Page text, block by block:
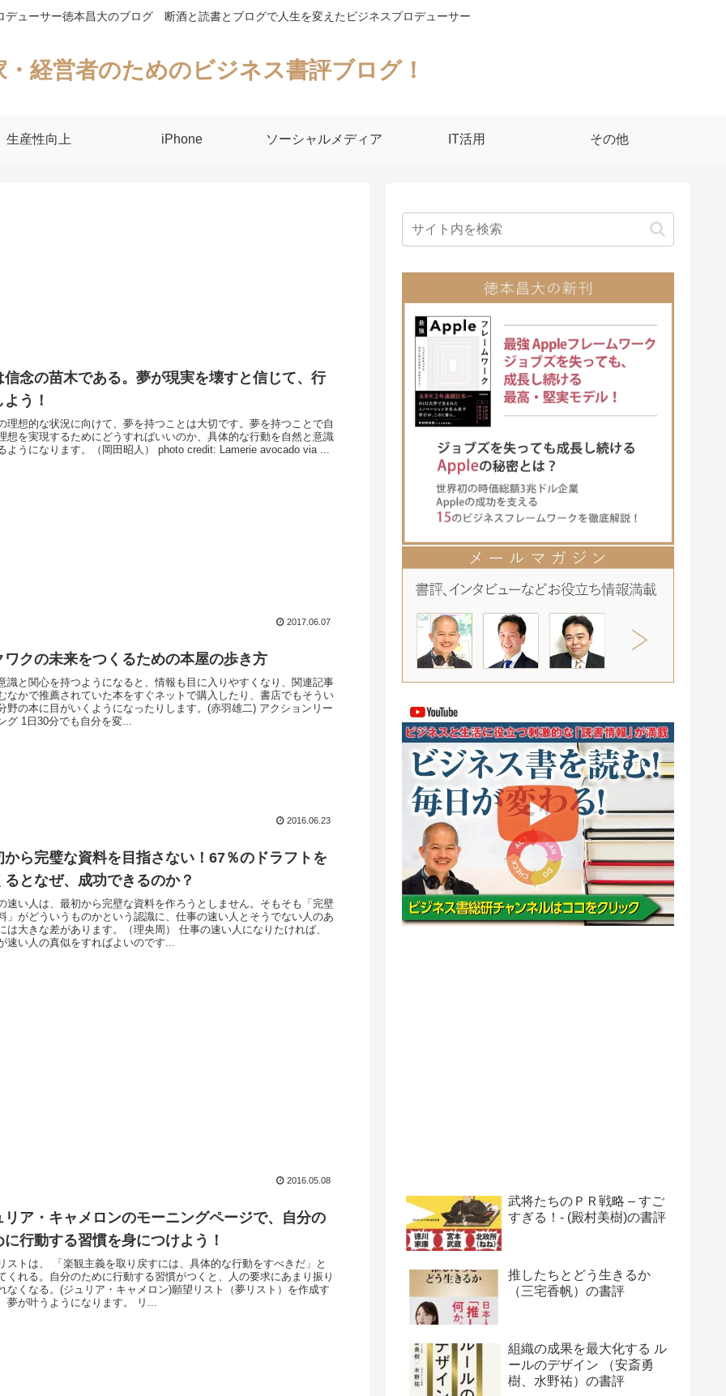
デューサー徳本昌大のブログ 断酒と読書とブログで人生を変えたビジネスプロデューサー
・経営者のためのビジネス書評ブログ！
生産性向上 iPhone ソーシャルメディア IT活用 その他
信念の苗木である。夢が現実を壊すと信じて、行
う！
理想的な状況に向けて、夢を持つことは大切です。夢を持つことで自
想を実現するためにどうすればいいのか、具体的な行動を自然と意識
ようになります。（岡田昭人） photo credit: Lamerie avocado via ...
2017.06.07
ワクの未来をつくるための本屋の歩き方
識と関心を持つようになると、情報も目に入りやすくなり、関連記事
なかで推薦されていた本をすぐネットで購入したり、書店でもそうい
野の本に目がいくようになったりします。(赤羽雄二) アクションリー
グ 1日30分でも自分を変...
2016.06.23
から完璧な資料を目指さない！67％のドラフトを
るとなぜ、成功できるのか？
速い人は、最初から完壁な資料を作ろうとしません。そもそも「完壁
」がどういうものかという認識に、仕事の速い人とそうでない人のあ
は大きな差があります。（理央周） 仕事の速い人になりたければ、
速い人の真似をすればよいのです...
2016.05.08
リア・キャメロンのモーニングページで、自分の
に行動する習慣を身につけよう！
ストは、 「楽観主義を取り戻すには、具体的な行動をすべきだ」と
くれる。自分のために行動する習慣がつくと、人の要求にあまり振り
なくなる。(ジュリア・キャメロン)願望リスト（夢リスト）を作成す
夢が叶うようになります。 リ...
武将たちのＰＲ戦略 – すご
すぎる！- (殿村美樹)の書評
推したちとどう生きるか
（三宅香帆）の書評
組織の成果を最大化する ル
ールのデザイン （安斎勇
樹、水野祐）の書評